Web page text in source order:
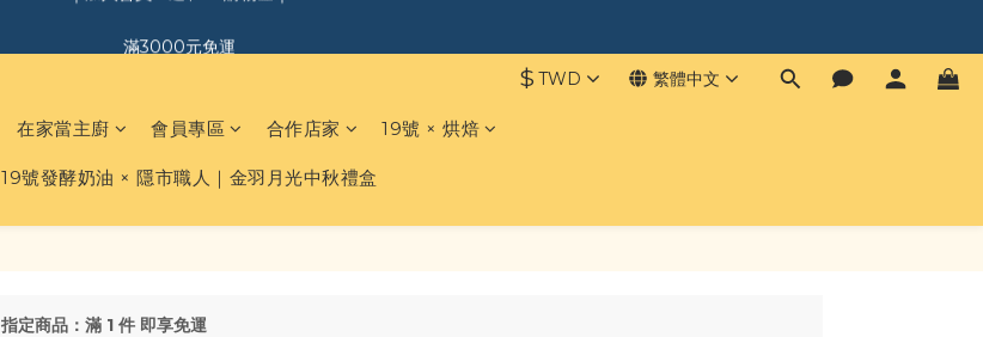
滿3000元免運
$ TWD 繁體中文
在家當主廚 會員專區 合作店家 19號 × 烘焙
19號發酵奶油 × 隱市職人｜金羽月光中秋禮盒
指定商品：滿 1 件 即享免運